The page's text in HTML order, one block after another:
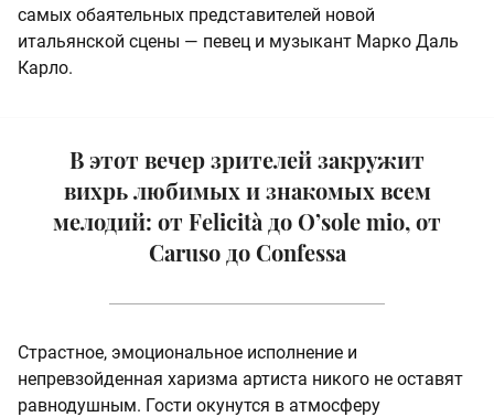
самых обаятельных представителей новой
итальянской сцены — певец и музыкант Марко Даль
Карло.
В этот вечер зрителей закружит
вихрь любимых и знакомых всем
мелодий: от Felicità до O’sole mio, от
Caruso до Confessa
Страстное, эмоциональное исполнение и
непревзойденная харизма артиста никого не оставят
равнодушным. Гости окунутся в атмосферу